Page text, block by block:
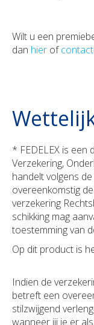
Wilt u een
dan hier of
* FEDELEX is een
Verzekering,
handelt volgens
overeenkomstig
verzekering
schikking mag
toestemming van
Op dit product is
Indien de
betreft een
stilzwijgend
wanneer jij je er